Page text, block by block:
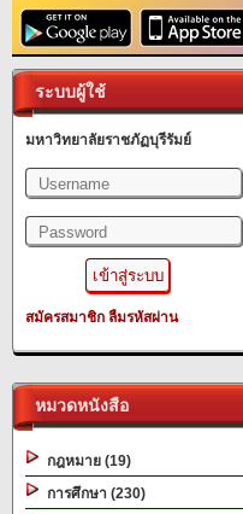
ระบบผู้ใช้
มหาวิทยาลัยราชภัฏบุรีรัมย์
สมัครสมาชิก ลืมรหัสผ่าน
หมวดหนังสือ
กฎหมาย (19)
การศึกษา (230)